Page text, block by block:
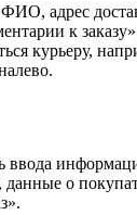
адрес
к
курьеру,
ввода
о